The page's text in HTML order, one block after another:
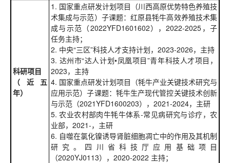
科研项目
（近五
年）
1. 国家重点研发计划项目（川西高原优势特色养殖技
术集成与示范）子课题：红原县牦牛高效养殖技术集
成与示范（2022YFD1601602），2022-2025，子
任务主持；
2. 中央“三区”科技人才支持计划，2023-2026，主持
3. 达州市“达人计划•凤凰项目”青年科技人才项目，
2023，主持
4. 国家重点研发计划项目（牦牛产业关键技术研究与
应用示范）子课题：牦牛生产现代管控关键技术创新
与示范（2021YFD1600203），2021-2024，主研
5. 农业农村部肉牛牦牛体系-常见病研究与诊疗，农
业部，2021-，主研
6. 自噬在氯化镍诱导肾脏细胞凋亡中的作用及其机制
研究。四川省科技厅应用基础项目
（2020YJ0113），2020-2022 主持；